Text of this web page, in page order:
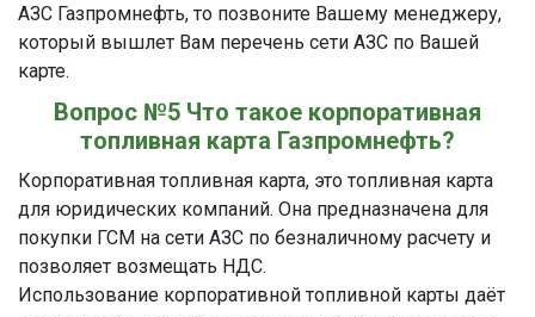
АЗС Газпромнефть, то позвоните Вашему менеджеру,
который вышлет Вам перечень сети АЗС по Вашей
карте.
Вопрос №5 Что такое корпоративная
топливная карта Газпромнефть?
Корпоративная топливная карта, это топливная карта
для юридических компаний. Она предназначена для
покупки ГСМ на сети АЗС по безналичному расчету и
позволяет возмещать НДС.
Использование корпоративной топливной карты даёт